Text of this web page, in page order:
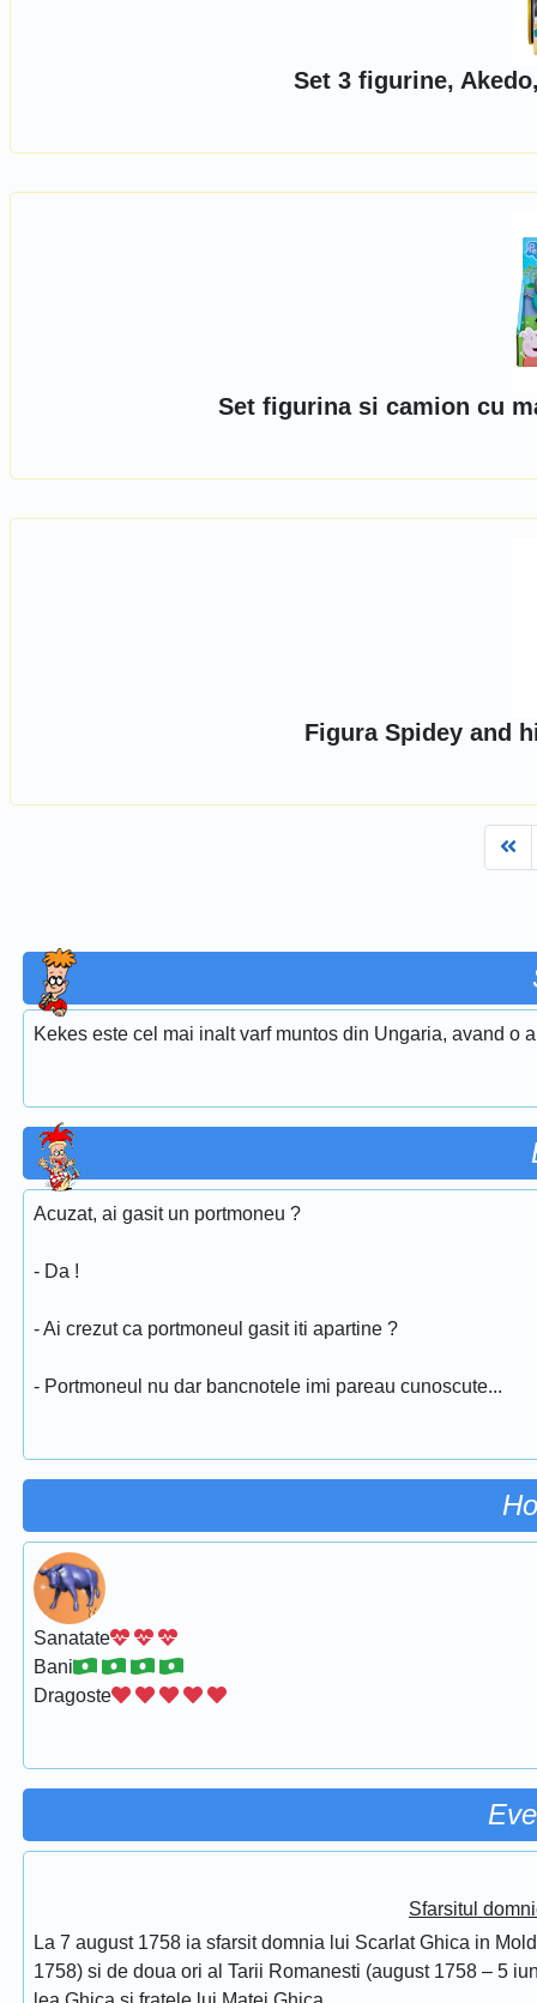
Set 3 figurine,
Set figurina si camion cu
Figura Spidey and
Kekes este cel mai inalt varf muntos din Ungaria, avand o
Acuzat, ai gasit un portmoneu ?
- Da !
- Ai crezut ca portmoneul gasit iti apartine ?
- Portmoneul nu dar bancnotele imi pareau cunoscute...
Sanatate
Bani
Dragoste
Sfarsitul
La 7 august 1758 ia sfarsit domnia lui Scarlat Ghica in
1758) si de doua ori al Tarii Romanesti (august 1758 – 5